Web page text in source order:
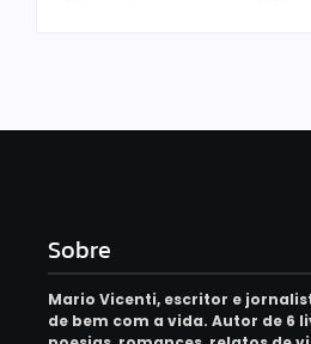
Sobre
Mario Vicenti, escritor e
de bem com a vida. Autor de 6